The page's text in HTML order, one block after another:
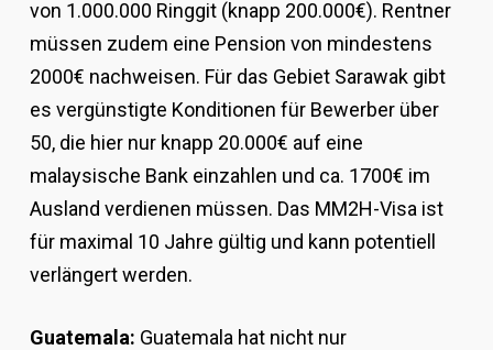
von 1.000.000 Ringgit (knapp 200.000€). Rentner
müssen zudem eine Pension von mindestens
2000€ nachweisen. Für das Gebiet Sarawak gibt
es vergünstigte Konditionen für Bewerber über
50, die hier nur knapp 20.000€ auf eine
malaysische Bank einzahlen und ca. 1700€ im
Ausland verdienen müssen. Das MM2H-Visa ist
für maximal 10 Jahre gültig und kann potentiell
verlängert werden.
Guatemala: Guatemala hat nicht nur